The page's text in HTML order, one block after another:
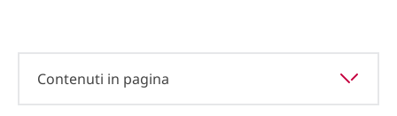
Contenuti in pagina